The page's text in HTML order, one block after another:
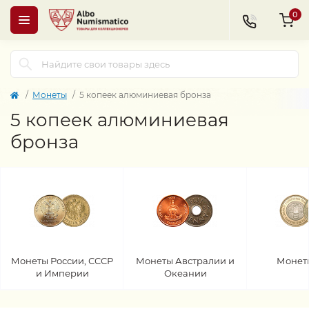
0
Монеты 5 копеек алюминиевая бронза
5 копеек алюминиевая
бронза
Монеты России, СССР
и Империи
Монеты Австралии и
Океании